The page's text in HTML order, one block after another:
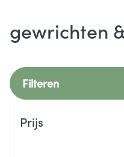
gewrichten
Filteren
Prijs